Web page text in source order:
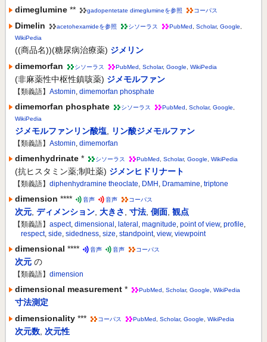
dimeglumine ** gadopentetate dimeglumineを参照 コーパス
Dimelin acetohexamideを参照 シソーラス PubMed Scholar, Google
WikiPedia
((商品名))(糖尿病治療薬) ジメリン
dimemorfan
シソーラス PubMed Scholar, Google WikiPedia
(非麻薬性中枢性鎮咳薬) ジメモルファン
【類義語】 Astomin, dimemorfan phosphate
dimemorfan phosphate シソーラス PubMed Scholar, Google
WikiPedia
ジメモルファンリン酸塩 リン酸ジメモルファン
【類義語】 Astomin, dimemorfan
dimenhydrinate * シソーラス PubMed Scholar, Google WikiPedia
(抗ヒスタミン薬;制吐薬) ジメンヒドリナート
【類義語】 diphenhydramine theoclate, DMH , Dramamine, triptone
dimension **** 音声 音声 コーパス
次元 ディメンション 大きさ 寸法 側面 観点
【類義語】 aspect, dimensional , lateral , magnitude, point of view, profile,
respect, side, sidedness, size, standpoint, view, viewpoint
dimensional **** 音声 音声 コーパス
次元 の
【類義語】 dimension
dimensional measurement * PubMed Scholar, Google WikiPedia
寸法測定
dimensionality *** コーパス PubMed Scholar, Google WikiPedia
次元数 次元性